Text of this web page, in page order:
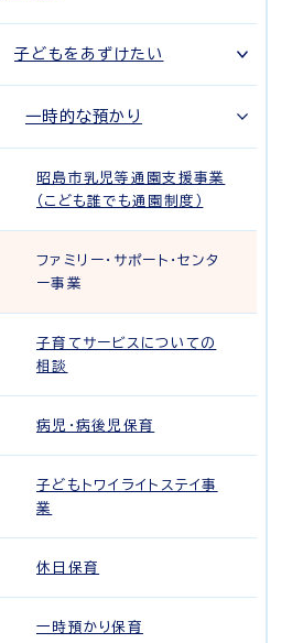
子どもをあずけたい
一時的な預かり
昭島市乳児等通園支援事業
（こども誰でも通園制度）
ファミリー・サポート・センタ
ー事業
子育てサービスについての
相談
病児・病後児保育
子どもトワイライトステイ事
業
休日保育
一時預かり保育